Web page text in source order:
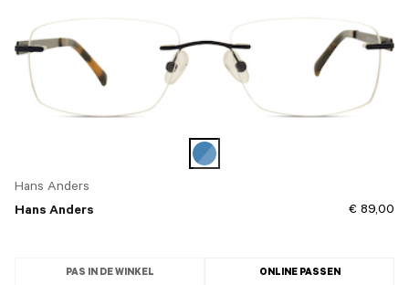
Hans Anders
Hans Anders
€ 89,00
PAS IN DE WINKEL ONLINE PASSEN